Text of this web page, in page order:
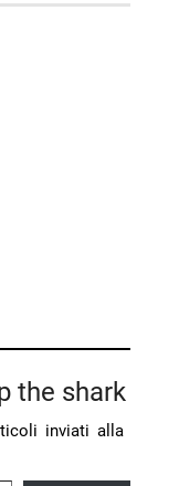
the shark
inviati alla